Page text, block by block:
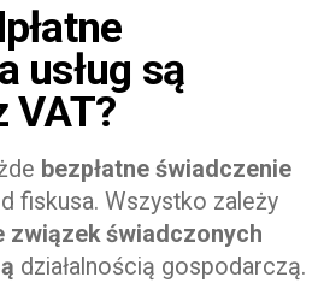
usług są
VAT?
bezpłatne świadczenie
fiskusa. Wszystko zależy
związek świadczonych
działalnością gospodarczą.